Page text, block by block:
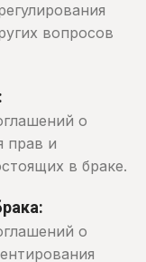
вопросов
о
прав и
в браке.
о